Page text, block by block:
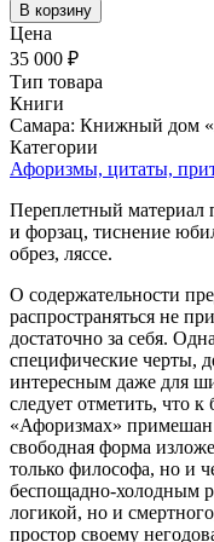
В корзину
Цена
35 000 ₽
Тип товара
Книги
Самара: Книжный дом
Категории
Афоризмы, цитаты,
Переплетный материал
и форзац, тиснение
обрез, ляссе.
О содержательности
распространяться не
достаточно за себя.
специфические черты,
интересным даже для
следует отметить, что
«Афоризмах»
свободная форма
только философа, но и
беспощадно-холодным
логикой, но и
простор своему